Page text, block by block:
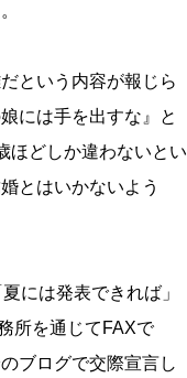
という内容が報じら
には手を出すな』と
ほどしか違わないとい
とはいかないよう
には発表できれば」
所を通じてFAXで
ブログで交際宣言し